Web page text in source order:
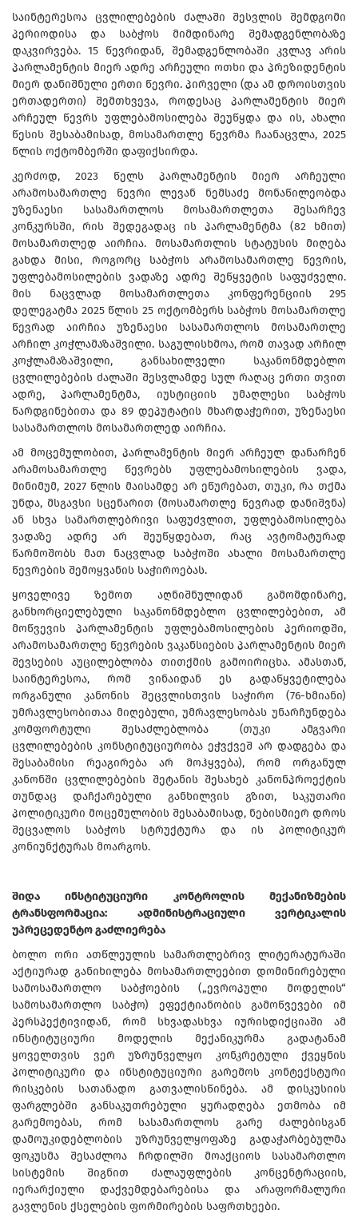
საინტერესოა ცვლილებების ძალაში შესვლის შემდგომი
პერიოდისა და საბჭოს მიმდინარე შემადგენლობაზე
დაკვირვება. 15 წევრიდან, შემადგენლობაში კვლავ არის
პარლამენტის მიერ ადრე არჩეული ოთხი და პრეზიდენტის
მიერ დანიშნული ერთი წევრი. პირველი (და ამ დროისთვის
ერთადერთი) შემთხვევა, როდესაც პარლამენტის მიერ
არჩეულ წევრს უფლებამოსილება შეუწყდა და ის, ახალი
წესის შესაბამისად, მოსამართლე წევრმა ჩაანაცვლა, 2025
წლის ოქტომბერში დაფიქსირდა.
კერძოდ, 2023 წელს პარლამენტის მიერ არჩეული
არამოსამართლე წევრი ლევან ნემსაძე მონაწილეობდა
უზენაესი სასამართლოს მოსამართლეთა შესარჩევ
კონკურსში, რის შედეგადაც ის პარლამენტმა (82 ხმით)
მოსამართლედ აირჩია. მოსამართლის სტატუსის მიღება
გახდა მისი, როგორც საბჭოს არამოსამართლე წევრის,
უფლებამოსილების ვადაზე ადრე შეწყვეტის საფუძველი.
მის ნაცვლად მოსამართლეთა კონფერენციის 295
დელეგატმა 2025 წლის 25 ოქტომბერს საბჭოს მოსამართლე
წევრად აირჩია უზენაესი სასამართლოს მოსამართლე
არჩილ კოჭლამაზაშვილი. საგულისხმოა, რომ თავად არჩილ
კოჭლამაზაშვილი, განსახილველი საკანონმდებლო
ცვლილებების ძალაში შესვლამდე სულ რაღაც ერთი თვით
ადრე, პარლამენტმა, იუსტიციის უმაღლესი საბჭოს
წარდგინებითა და 89 დეპუტატის მხარდაჭერით, უზენაესი
სასამართლოს მოსამართლედ აირჩია.
ამ მოცემულობით, პარლამენტის მიერ არჩეულ დანარჩენ
არამოსამართლე წევრებს უფლებამოსილების ვადა,
მინიმუმ, 2027 წლის მაისამდე არ ეწურებათ, თუკი, რა თქმა
უნდა, მსგავსი სცენარით (მოსამართლე წევრად დანიშვნა)
ან სხვა სამართლებრივი საფუძვლით, უფლებამოსილება
ვადაზე ადრე არ შეუწყდებათ, რაც ავტომატურად
წარმოშობს მათ ნაცვლად საბჭოში ახალი მოსამართლე
წევრების შემოყვანის საჭიროებას.
ყოველივე ზემოთ აღნიშნულიდან გამომდინარე,
განხორციელებული საკანონმდებლო ცვლილებებით, ამ
მოწვევის პარლამენტის უფლებამოსილების პერიოდში,
არამოსამართლე წევრების ვაკანსიების პარლამენტის მიერ
შევსების აუცილებლობა თითქმის გამოირიცხა. ამასთან,
საინტერესოა, რომ ვინაიდან ეს გადაწყვეტილება
ორგანული კანონის შეცვლისთვის საჭირო (76-ხმიანი)
უმრავლესობითაა მიღებული, უმრავლესობას უნარჩუნდება
კომფორტული შესაძლებლობა (თუკი ამგვარი
ცვლილებების კონსტიტუციურობა ეჭვქვეშ არ დადგება და
შესაბამისი რეაგირება არ მოჰყვება), რომ ორგანულ
კანონში ცვლილებების შეტანის შესახებ კანონპროექტის
თუნდაც დაჩქარებული განხილვის გზით, საკუთარი
პოლიტიკური მოცემულობის შესაბამისად, ნებისმიერ დროს
შეცვალოს საბჭოს სტრუქტურა და ის პოლიტიკურ
კონიუნქტურას მოარგოს.
შიდა ინსტიტუციური კონტროლის მექანიზმების
ტრანსფორმაცია: ადმინისტრაციული ვერტიკალის
უპრეცედენტო გაძლიერება
ბოლო ორი ათწლეულის სამართლებრივ ლიტერატურაში
აქტიურად განიხილება მოსამართლეებით დომინირებული
სამოსამართლო საბჭოების („ევროპული მოდელის“
სამოსამართლო საბჭო) ეფექტიანობის გამოწვევები იმ
პერსპექტივიდან, რომ სხვადასხვა იურისდიქციაში ამ
ინსტიტუციური მოდელის მექანიკურმა გადატანამ
ყოველთვის ვერ უზრუნველყო კონკრეტული ქვეყნის
პოლიტიკური და ინსტიტუციური გარემოს კონტექსტური
რისკების სათანადო გათვალისწინება. ამ დისკუსიის
ფარგლებში განსაკუთრებული ყურადღება ეთმობა იმ
გარემოებას, რომ სასამართლოს გარე ძალებისგან
დამოუკიდებლობის უზრუნველყოფაზე გადაჭარბებულმა
ფოკუსმა შესაძლოა ჩრდილში მოაქციოს სასამართლო
სისტემის შიგნით ძალაუფლების კონცენტრაციის,
იერარქიული დაქვემდებარებისა და არაფორმალური
გავლენის ქსელების ფორმირების საფრთხეები.